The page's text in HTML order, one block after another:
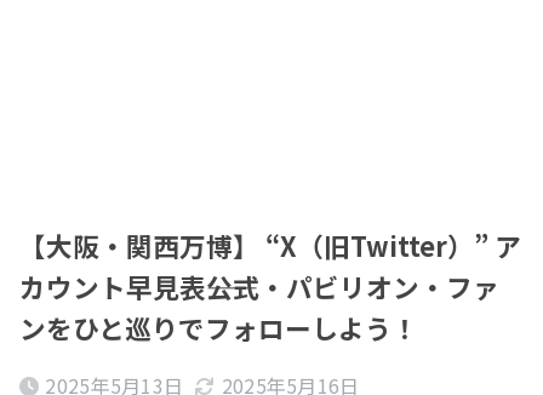
【大阪・関西万博】 “X（旧Twitter）” ア
カウント早見表――公式・パビリオン・ファ
ンをひと巡りでフォローしよう！
2025年5月13日 2025年5月16日